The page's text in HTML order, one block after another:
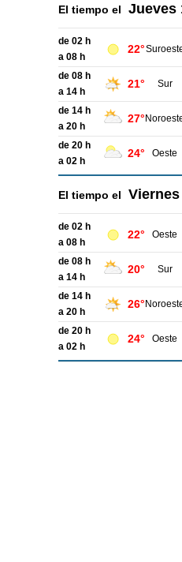
El tiempo el Jueves
de 02 h
a 08 h
22°
de 08 h
a 14 h
21° Sur
de 14 h
a 20 h
27°
de 20 h
a 02 h
24° Oeste
El tiempo el Viernes
de 02 h
a 08 h
22° Oeste
de 08 h
a 14 h
20° Sur
de 14 h
a 20 h
26°
de 20 h
a 02 h
24° Oeste